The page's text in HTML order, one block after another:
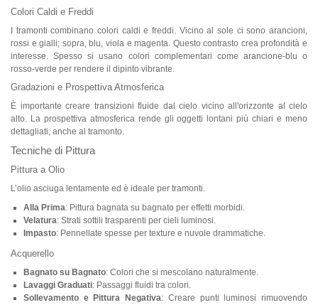
Colori Caldi e Freddi
I tramonti combinano colori caldi e freddi. Vicino al sole ci sono arancioni,
rossi e gialli; sopra, blu, viola e magenta. Questo contrasto crea profondità e
interesse. Spesso si usano colori complementari come arancione-blu o
rosso-verde per rendere il dipinto vibrante.
Gradazioni e Prospettiva Atmosferica
È importante creare transizioni fluide dal cielo vicino all'orizzonte al cielo
alto. La prospettiva atmosferica rende gli oggetti lontani più chiari e meno
dettagliati, anche al tramonto.
Tecniche di Pittura
Pittura a Olio
L’olio asciuga lentamente ed è ideale per tramonti.
Alla Prima: Pittura bagnata su bagnato per effetti morbidi.
Velatura: Strati sottili trasparenti per cieli luminosi.
Impasto: Pennellate spesse per texture e nuvole drammatiche.
Acquerello
Bagnato su Bagnato: Colori che si mescolano naturalmente.
Lavaggi Graduati: Passaggi fluidi tra colori.
Sollevamento e Pittura Negativa: Creare punti luminosi rimuovendo